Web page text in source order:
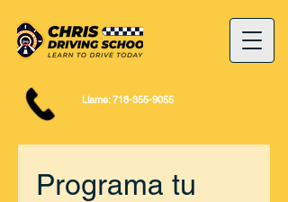
Llame:718-355-9055
Programa tu